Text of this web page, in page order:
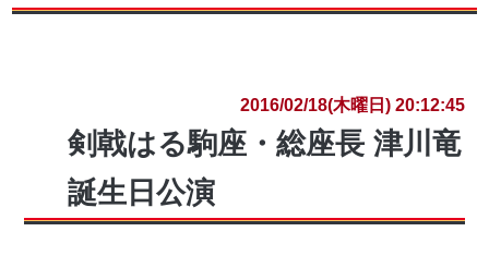
2016/02/18(木曜日) 20:12:45
剣戟はる駒座・総座長 津川竜
誕生日公演